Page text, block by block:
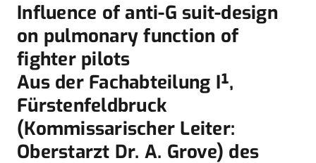
Influence of anti-G suit-design
on pulmonary function of
fighter pilots
Aus der Fachabteilung I¹,
Fürstenfeldbruck
(Kommissarischer Leiter:
Oberstarzt Dr. A. Grove) des